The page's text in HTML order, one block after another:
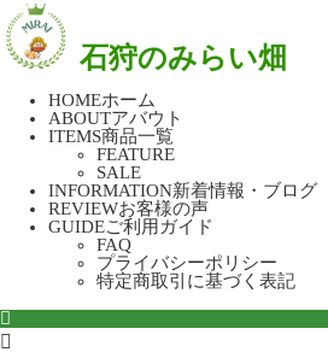
石狩のみらい畑
HOMEホーム
ABOUTアバウト
ITEMS商品一覧
FEATURE
SALE
INFORMATION新着情報・ブログ
REVIEWお客様の声
GUIDEご利用ガイド
FAQ
プライバシーポリシー
特定商取引に基づく表記
